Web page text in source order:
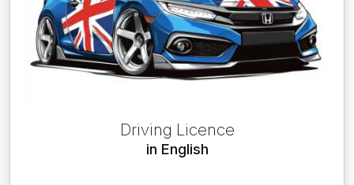
Driving Licence
in English